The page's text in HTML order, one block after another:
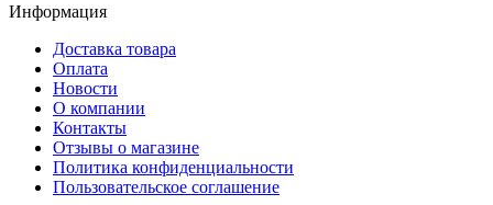
Информация
Доставка товара
Оплата
Новости
О компании
Контакты
Отзывы о магазине
Политика конфиденциальности
Пользовательское соглашение